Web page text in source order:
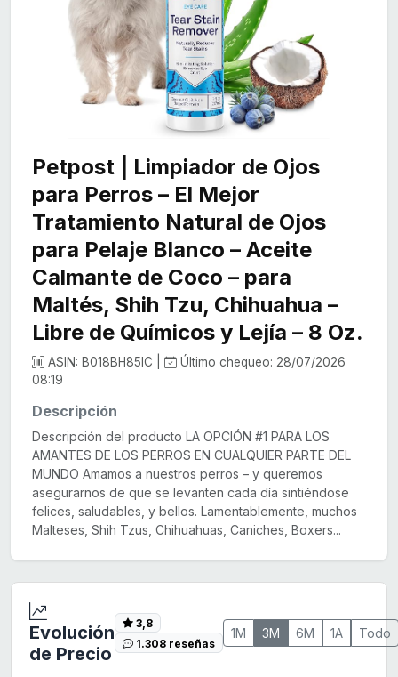
Petpost | Limpiador de Ojos
para Perros – El Mejor
Tratamiento Natural de Ojos
para Pelaje Blanco – Aceite
Calmante de Coco – para
Maltés, Shih Tzu, Chihuahua –
Libre de Químicos y Lejía – 8 Oz.
ASIN: B018BH85IC |
Último chequeo: 28/07/2026
08:19
Descripción
Descripción del producto LA OPCIÓN #1 PARA LOS
AMANTES DE LOS PERROS EN CUALQUIER PARTE DEL
MUNDO Amamos a nuestros perros – y queremos
asegurarnos de que se levanten cada día sintiéndose
felices, saludables, y bellos. Lamentablemente, muchos
Malteses, Shih Tzus, Chihuahuas, Caniches, Boxers...
Evolución
de Precio
3,8
1.308 reseñas
1M 3M 6M 1A Todo